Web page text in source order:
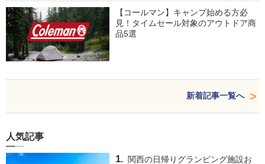
【コールマン】キャンプ始める方必
見！タイムセール対象のアウトドア商
品5選
新着記事一覧へ
人気記事
関西の日帰りグランピング施設お